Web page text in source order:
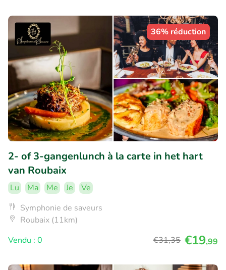
36% réduction
2- of 3-gangenlunch à la carte in het hart
van Roubaix
Lu Ma Me Je
Ve
Symphonie de saveurs
Roubaix (11km)
Vendu : 0
€31,35 €19,99